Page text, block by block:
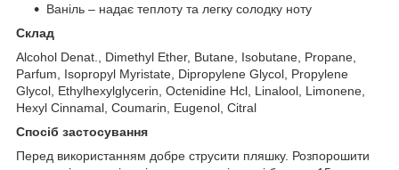
Ваніль – надає теплоту та легку солодку ноту
Склад
Alcohol Denat., Dimethyl Ether, Butane, Isobutane, Propane,
Parfum, Isopropyl Myristate, Dipropylene Glycol, Propylene
Glycol, Ethylhexylglycerin, Octenidine Hcl, Linalool, Limonene,
Hexyl Cinnamal, Coumarin, Eugenol, Citral
Спосіб застосування
Перед використанням добре струсити пляшку. Розпорошити